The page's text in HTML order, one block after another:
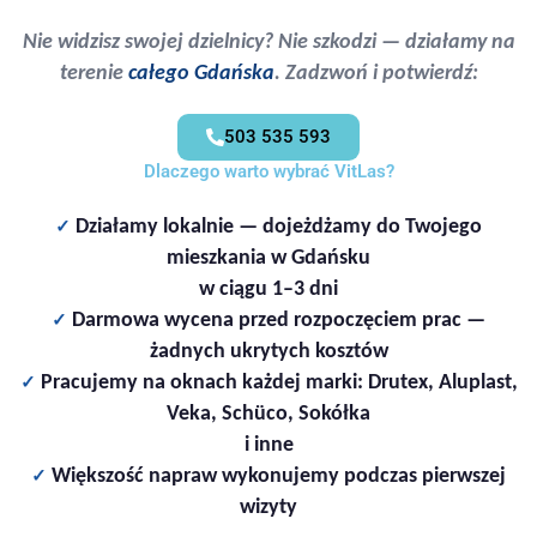
Nie widzisz swojej dzielnicy? Nie szkodzi — działamy na
terenie całego Gdańska. Zadzwoń i potwierdź:
503 535 593
Dlaczego warto wybrać VitLas?
✓ Działamy lokalnie — dojeżdżamy do Twojego
mieszkania w Gdańsku
w ciągu 1–3 dni
✓ Darmowa wycena przed rozpoczęciem prac —
żadnych ukrytych kosztów
✓ Pracujemy na oknach każdej marki: Drutex, Aluplast,
Veka, Schüco, Sokółka
i inne
✓ Większość napraw wykonujemy podczas pierwszej
wizyty